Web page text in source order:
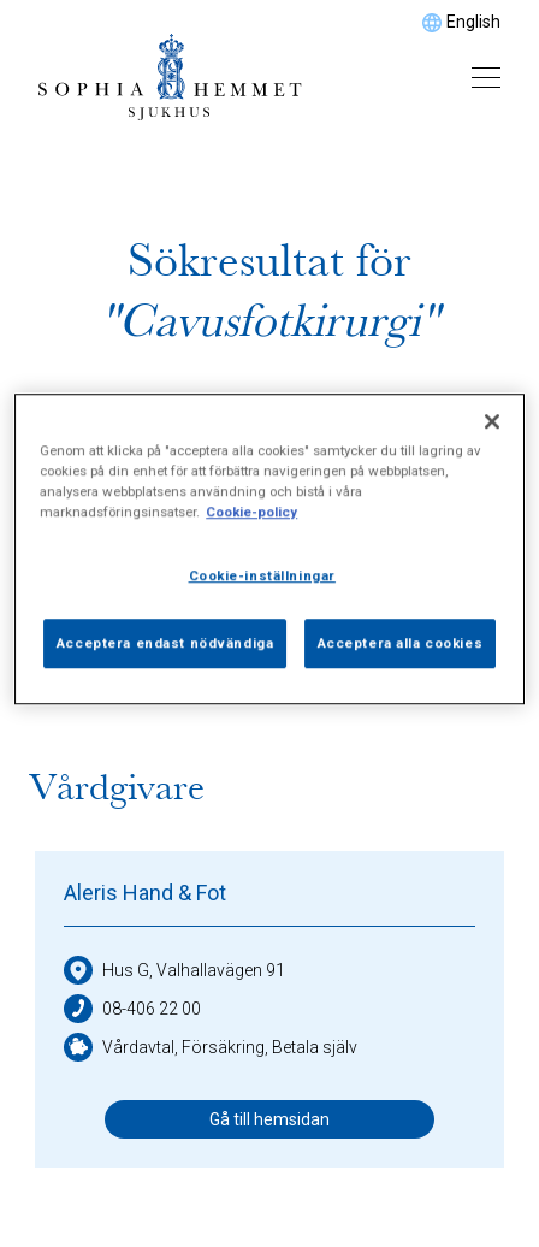
English
Sökresultat för
"Cavusfotkirurgi"
Sidor (0) Press (0) Sophianytt (0)
Vårdgivare
Aleris Hand & Fot
Hus G, Valhallavägen 91
08-406 22 00
Vårdavtal, Försäkring, Betala själv
Gå till hemsidan
Genom att klicka på "acceptera alla cookies" samtycker du till lagring av
cookies på din enhet för att förbättra navigeringen på webbplatsen,
analysera webbplatsens användning och bistå i våra
marknadsföringsinsatser. Cookie-policy
Cookie-inställningar
Acceptera endast nödvändiga Acceptera alla cookies